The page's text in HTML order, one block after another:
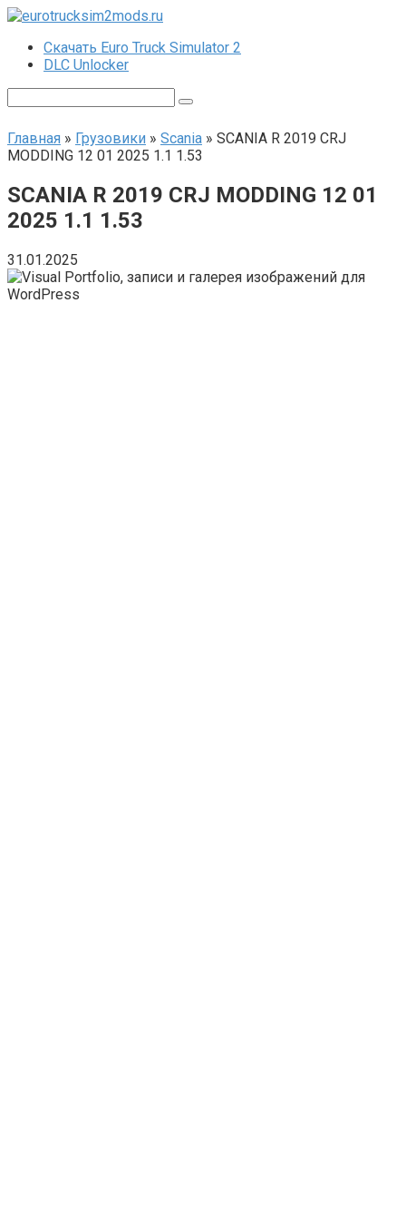
Перейти
контентуСкачать Euro Truck Simulator 2
DLC Unlocker
Главная » Грузовики » Scania » SCANIA R 2019 CRJ
MODDING 12 01 2025 1.1 1.53
SCANIA R 2019 CRJ MODDING 12 01
2025 1.1 1.53
31.01.2025